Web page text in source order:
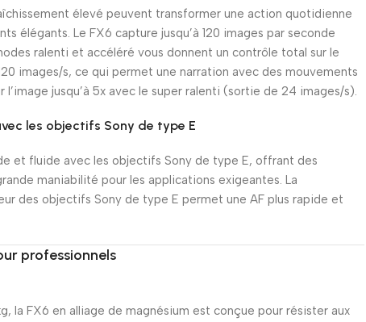
élevé peuvent transformer une action quotidienne
élégants. Le FX6 capture jusqu’à 120 images par seconde
ralenti et accéléré vous donnent un contrôle total sur le
images/s, ce qui permet une narration avec des mouvements
jusqu’à 5x avec le super ralenti (sortie de 24 images/s).
les objectifs Sony de type E
et fluide avec les objectifs Sony de type E, offrant des
maniabilité pour les applications exigeantes. La
des objectifs Sony de type E permet une AF plus rapide et
professionnels
la FX6 en alliage de magnésium est conçue pour résister aux